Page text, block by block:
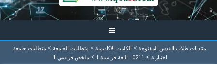
منتديات طلاب القدس المفتوحة > الكليات الاكاديمية > متطلبات الجامعة > متطلبات جامعة
اختيارية > 0211 - اللغة فرنسیة 1 > ملخص فرنسي 1